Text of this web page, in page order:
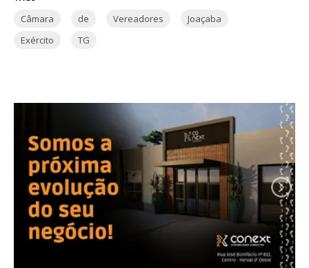
Câmara de Vereadores
Joaçaba
Exército
TG